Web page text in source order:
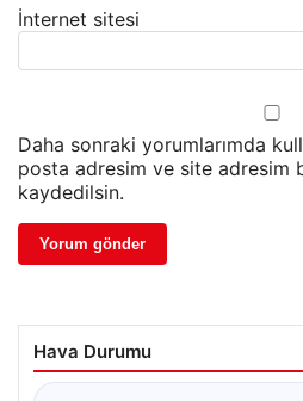
İnternet sitesi
Daha sonraki yorumlarımda
posta adresim ve site adresim
kaydedilsin.
Hava Durumu